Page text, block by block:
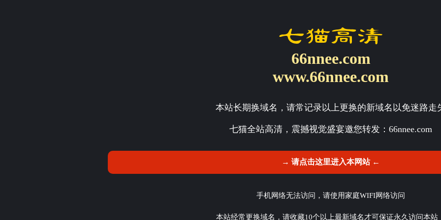
66nnee.com
www.66nnee.com
本站长期换域名，请常记录以上更换的新域名以免迷路走
七猫全站高清，震撼视觉盛宴邀您转发： 66nnee.com
→ 请点击这里进入本网站 ←
手机网络无法访问，请使用家庭WIFI网络访问
本站经常更换域名，请收藏10个以上最新域名才可保证永久访问本站